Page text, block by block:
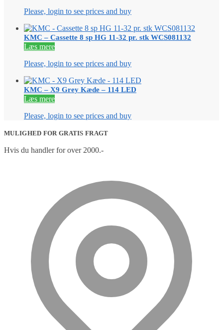
Please, login to see prices and buy
KMC – Cassette 8 sp HG 11-32 pr. stk WCS081132
Læs mere
Please, login to see prices and buy
KMC – X9 Grey Kæde – 114 LED
Læs mere
Please, login to see prices and buy
MULIGHED FOR GRATIS FRAGT
Hvis du handler for over 2000.-